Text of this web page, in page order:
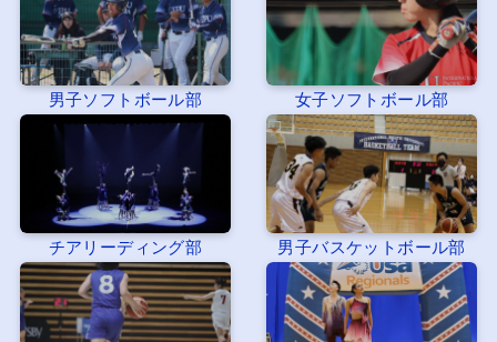
男子ソフトボール部 女子ソフトボール部
チアリーディング部 男子バスケットボール部